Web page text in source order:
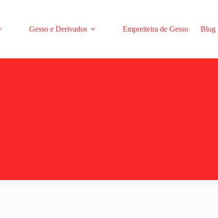
Gesso e Derivados Empreiteira de Gesso Blog